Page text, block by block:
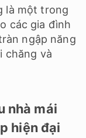
là một trong
các gia đình
ngập năng
chăng và
nhà mái
hiện đại